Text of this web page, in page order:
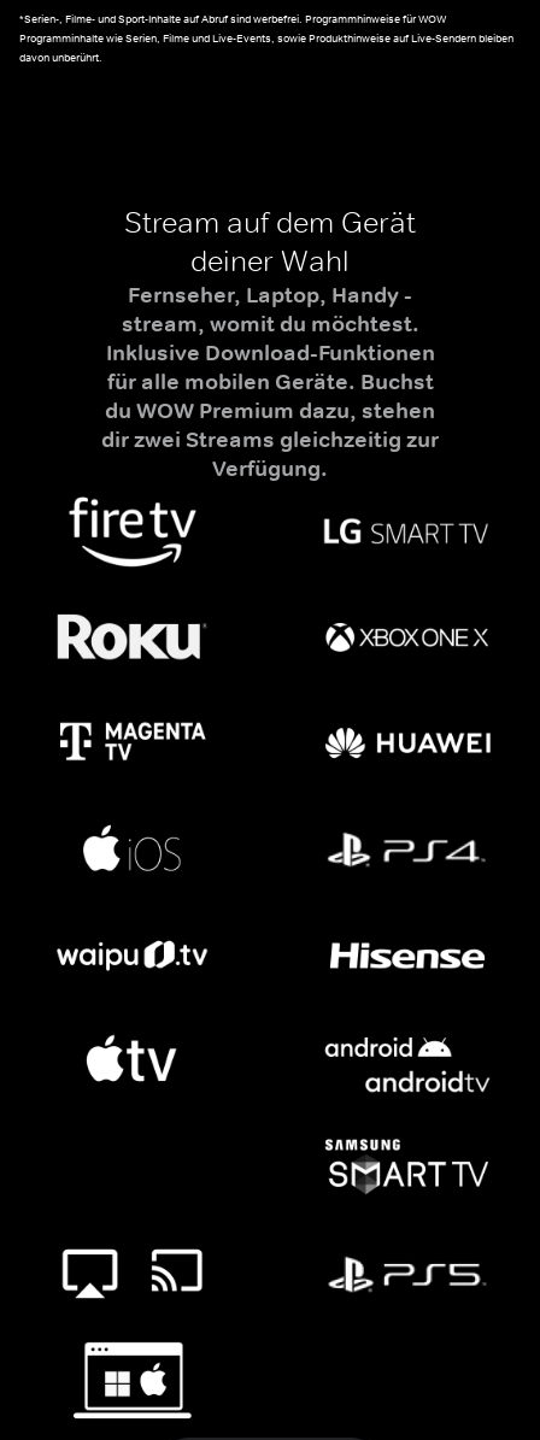
*Serien-, Filme- und Sport-Inhalte auf Abruf sind werbefrei. Programmhinweise für WOW
Programminhalte wie Serien, Filme und Live-Events, sowie Produkthinweise auf Live-Sendern bleiben
davon unberührt.
Stream auf dem Gerät
deiner Wahl
Fernseher, Laptop, Handy -
stream, womit du möchtest.
Inklusive Download-Funktionen
für alle mobilen Geräte. Buchst
du WOW Premium dazu, stehen
dir zwei Streams gleichzeitig zur
Verfügung.